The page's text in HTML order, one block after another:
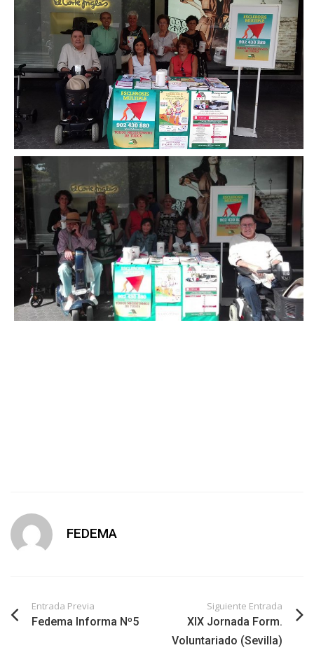
FEDEMA
Entrada Previa
Fedema Informa Nº5
Siguiente Entrada
XIX Jornada Form.
Voluntariado (Sevilla)